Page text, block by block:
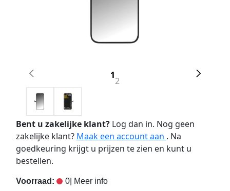
1
2
Bent u zakelijke klant?Log dan in. Nog geen
zakelijke klant? Maak een account aan . Na
goedkeuring krijgt u prijzen te zien en kunt u
bestellen.
Voorraad: 0| Meer info